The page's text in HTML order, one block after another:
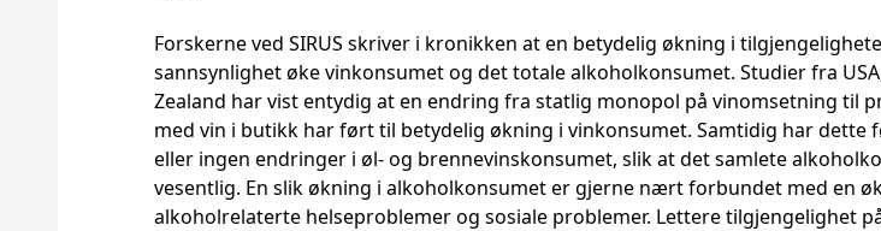
Forskerne ved SIRUS skriver i kronikken at en betydelig økning i
sannsynlighet øke vinkonsumet og det totale alkoholkonsumet. Studier fra
Zealand har vist entydig at en endring fra statlig monopol på vinomsetning til
med vin i butikk har ført til betydelig økning i vinkonsumet. Samtidig har dette
eller ingen endringer i øl- og brennevinskonsumet, slik at det samlete
vesentlig. En slik økning i alkoholkonsumet er gjerne nært forbundet med en
alkoholrelaterte helseproblemer og sosiale problemer. Lettere tilgjengelighet